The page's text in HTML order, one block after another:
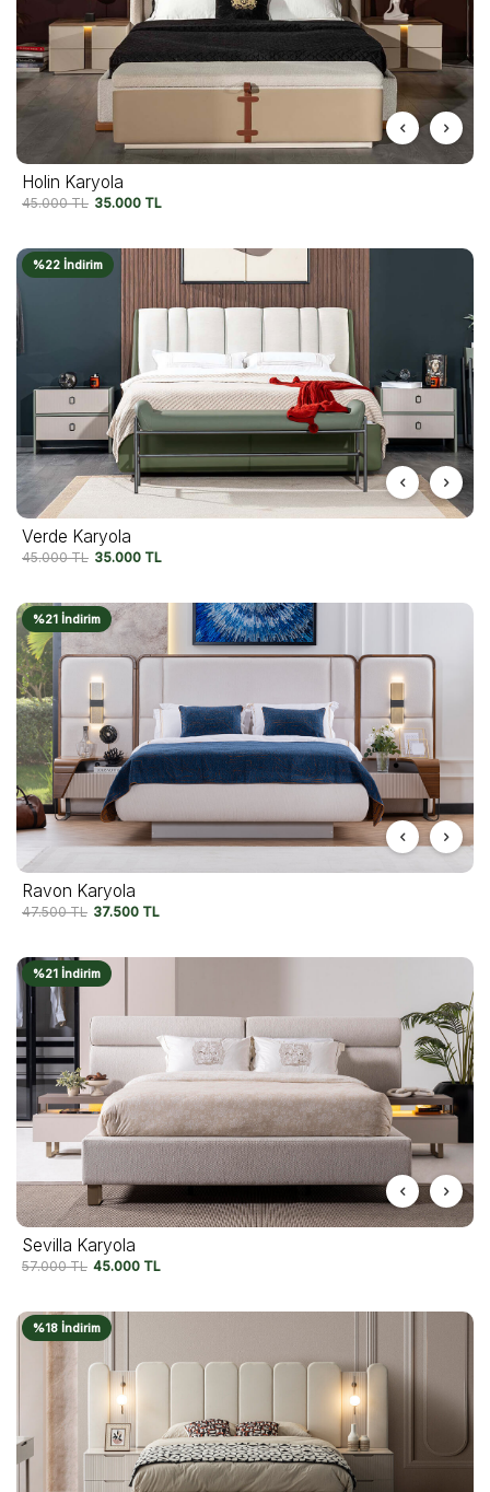
Holin Karyola
45.000TL 35.000 TL
%22 İndirim
Verde Karyola
45.000TL 35.000 TL
%21 İndirim
Ravon Karyola
47.500TL 37.500 TL
%21 İndirim
Sevilla Karyola
57.000TL 45.000 TL
%18 İndirim